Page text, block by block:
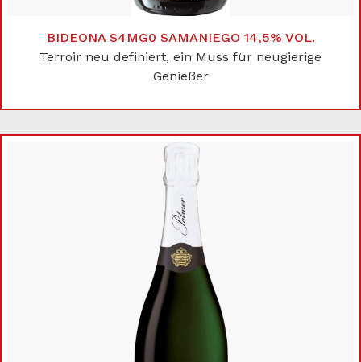
BIDEONA S4MG0 SAMANIEGO 14,5% VOL.
Terroir neu definiert, ein Muss für neugierige
Genießer